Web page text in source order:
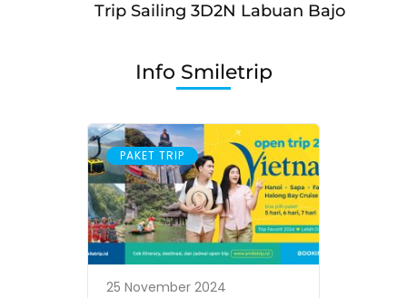
Trip Sailing 3D2N Labuan Bajo
Info Smiletrip
PAKET TRIP
25 November 2024